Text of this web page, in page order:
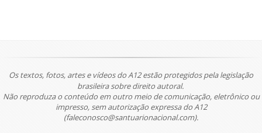
Os textos, fotos, artes e vídeos do A12 estão protegidos pela legislação
brasileira sobre direito autoral.
Não reproduza o conteúdo em outro meio de comunicação, eletrônico ou
impresso, sem autorização expressa do A12
(faleconosco@santuarionacional.com).